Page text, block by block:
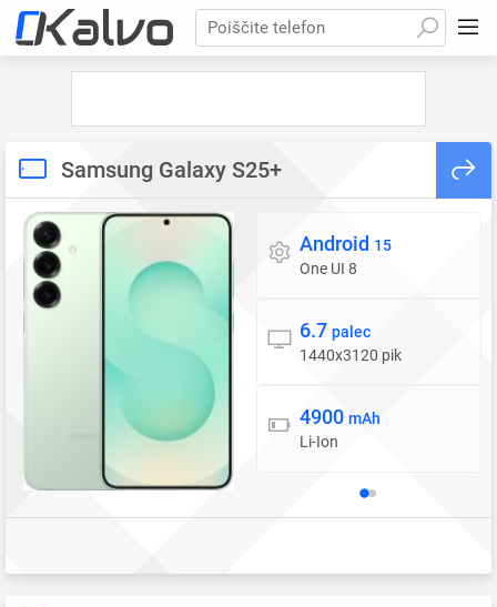
Poiščite telefon
Samsung Galaxy S25+
Operacijski sistem
Android 15
One UI 8
Zaslon
6.7 palec
1440x3120 pik
Baterija
4900 mAh
Li-Ion